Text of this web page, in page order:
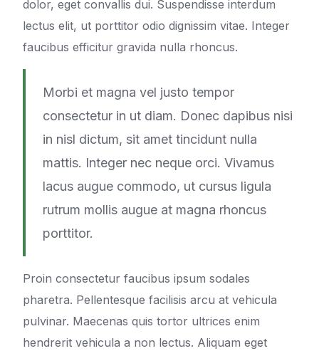
dolor, eget convallis dui. Suspendisse interdum
lectus elit, ut porttitor odio dignissim vitae. Integer
faucibus efficitur gravida nulla rhoncus.
Morbi et magna vel justo tempor
consectetur in ut diam. Donec dapibus nisi
in nisl dictum, sit amet tincidunt nulla
mattis. Integer nec neque orci. Vivamus
lacus augue commodo, ut cursus ligula
rutrum mollis augue at magna rhoncus
porttitor.
Proin consectetur faucibus ipsum sodales
pharetra. Pellentesque facilisis arcu at vehicula
pulvinar. Maecenas quis tortor ultrices enim
hendrerit vehicula a non lectus. Aliquam eget